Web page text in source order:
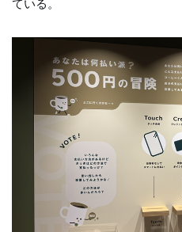
ている。